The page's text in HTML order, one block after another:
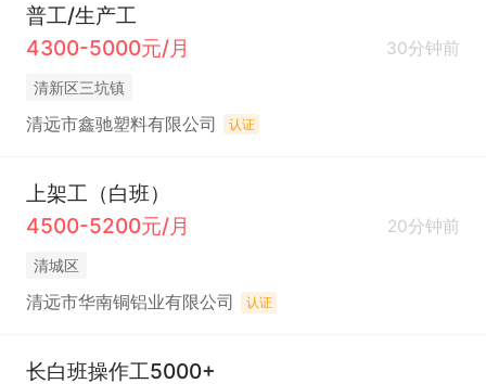
普工/生产工
4300-5000元/月
30分钟前
清新区三坑镇
清远市鑫驰塑料有限公司 认证
上架工（白班）
4500-5200元/月
20分钟前
清城区
清远市华南铜铝业有限公司 认证
长白班操作工5000+